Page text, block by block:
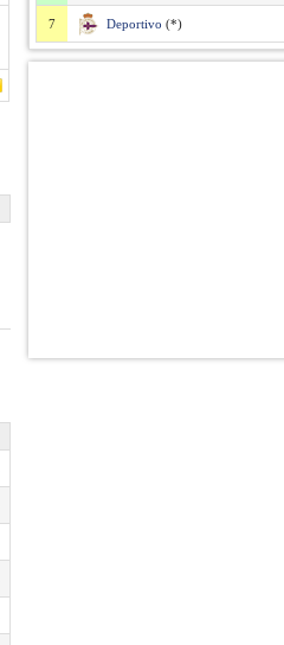
7 Deportivo (*)